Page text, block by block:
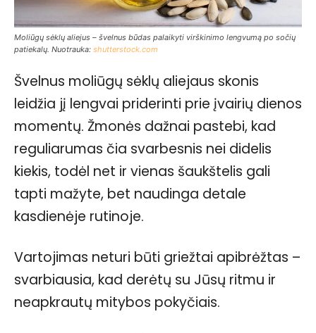
Moliūgų sėklų aliejus – švelnus būdas palaikyti virškinimo lengvumą po sočių
patiekalų. Nuotrauka: shutterstock.com
Švelnus moliūgų sėklų aliejaus skonis
leidžia jį lengvai priderinti prie įvairių dienos
momentų. Žmonės dažnai pastebi, kad
reguliarumas čia svarbesnis nei didelis
kiekis, todėl net ir vienas šaukštelis gali
tapti mažyte, bet naudinga detale
kasdienėje rutinoje.
Vartojimas neturi būti griežtai apibrėžtas –
svarbiausia, kad derėtų su Jūsų ritmu ir
neapkrautų mitybos pokyčiais.